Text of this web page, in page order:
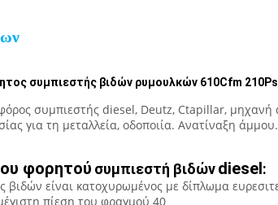
συμπιεστής βιδών ρυμουλκών 610Cfm
συμπιεστής diesel, Deutz, Ctapillar,
για τη μεταλλεία, οδοποιία. Ανατίναξη άμμου.
φορητού συμπιεστή βιδώνdiesel:
είναι κατοχυρωμένος με δίπλωμα
πίεση του φραγμού 40